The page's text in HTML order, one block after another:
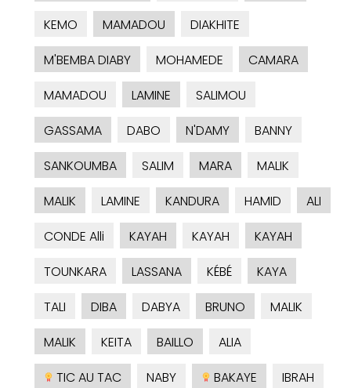
KEMO
MAMADOU
DIAKHITE
M'BEMBA DIABY
MOHAMEDE
CAMARA
MAMADOU
LAMINE
SALIMOU
GASSAMA
DABO N'DAMY
BANNY
SANKOUMBA
SALIM MARA
MALIK
MALIK
LAMINE KANDURA HAMID
ALI
CONDE Alli
KAYAH KAYAH
KAYAH
TOUNKARA
LASSANA KÉBÉ
KAYA
TALI
DIBA DABYA BRUNO
MALIK
MALIK
KEITA BAILLO
ALIA
TIC AU TAC
NABY BAKAYE
IBRAH